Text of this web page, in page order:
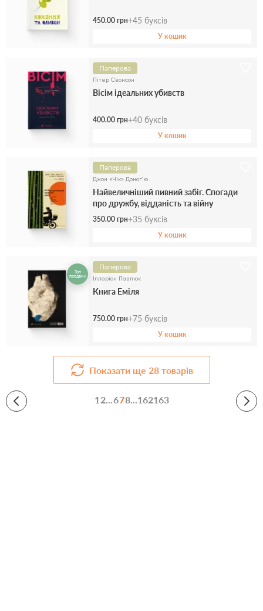
450.00 грн+45 буксів
У кошик
Паперова
Пітер Свонсон
Вісім ідеальних убивств
400.00 грн+40 буксів
У кошик
Паперова
Джон «Чік» Доног’ю
Найвеличніший пивний забіг. Спогади
про дружбу, відданість та війну
350.00 грн+35 буксів
У кошик
Топ
продажу
Паперова
Ілларіон Павлюк
Книга Еміля
750.00 грн+75 буксів
У кошик
Показати ще 28товарів
1 2...678...162163